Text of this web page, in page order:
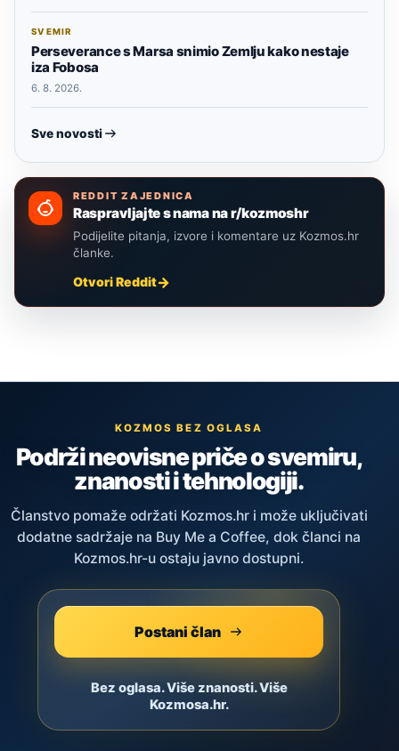
SVEMIR
Perseverance s Marsa snimio Zemlju kako nestaje
iza Fobosa
6. 8. 2026.
Sve novosti
REDDIT ZAJEDNICA
Raspravljajte s nama na r/kozmoshr
Podijelite pitanja, izvore i komentare uz Kozmos.hr
članke.
Otvori Reddit
KOZMOS BEZ OGLASA
Podrži neovisne priče o svemiru,
znanosti i tehnologiji.
Članstvo pomaže održati Kozmos.hr i može uključivati
dodatne sadržaje na Buy Me a Coffee, dok članci na
Kozmos.hr-u ostaju javno dostupni.
Postani član
Bez oglasa. Više znanosti. Više
Kozmosa.hr.